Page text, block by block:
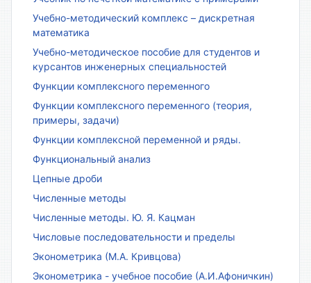
Учебно-методический комплекс – дискретная
математика
Учебно-методическое пособие для студентов и
курсантов инженерных специальностей
Функции комплексного переменного
Функции комплексного переменного (теория,
примеры, задачи)
Функции комплексной переменной и ряды.
Функциональный анализ
Цепные дроби
Численные методы
Численные методы. Ю. Я. Кацман
Числовые последовательности и пределы
Эконометрика (М.А. Кривцова)
Эконометрика - учебное пособие (А.И.Афоничкин)